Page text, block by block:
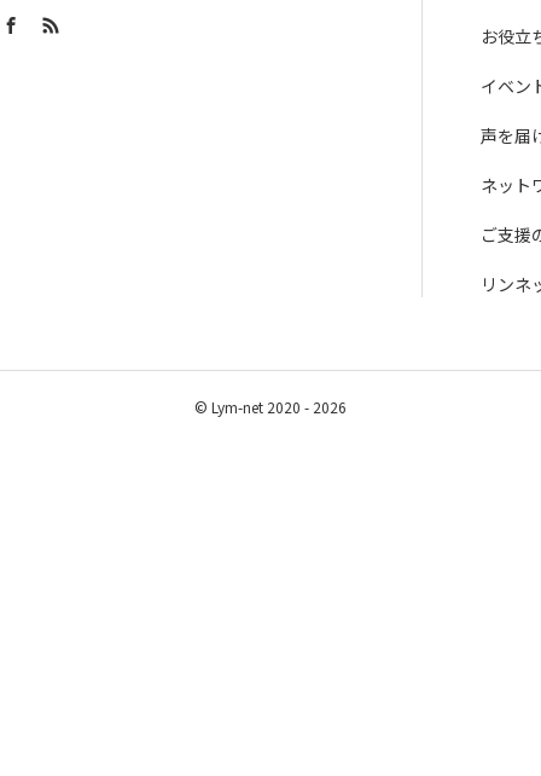
お役立
イベン
声を届
ネット
ご支援
リンネ
© Lym-net 2020 - 2026